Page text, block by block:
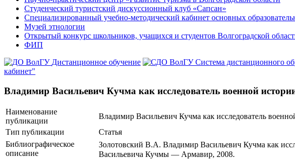
Студенческий туристский дискуссионный клуб «Сапсан»
Специализированный учебно-методический кабинет основных
Музей этнологии
Открытый конкурс школьников, учащихся и студентов Волгоградской
ФИП
Дистанционное обучение
Система дистанционного
кабинет"
Владимир Васильевич Кучма как исследователь военной
Наименование
публикации
Владимир Васильевич Кучма как исследователь
Тип публикации
Статья
Библиографическое
описание
Золотовский В.А. Владимир Васильевич Кучма как
Васильевича Кучмы — Армавир, 2008.